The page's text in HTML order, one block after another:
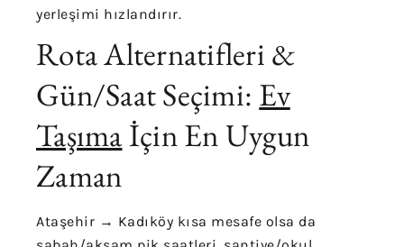
yerleşimi hızlandırır.
Rota Alternatifleri &
Gün/Saat Seçimi: Ev
Taşımaİçin En Uygun
Zaman
Ataşehir → Kadıköy kısa mesafe olsa da